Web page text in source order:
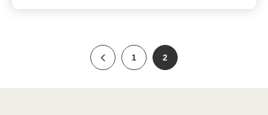
1 2